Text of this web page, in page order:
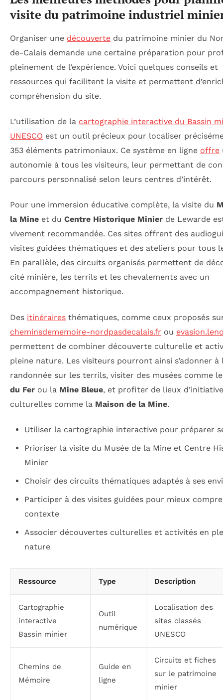
visite du patrimoine industriel
Organiser une découverte du patrimoine minier du
de-Calais demande une certaine préparation pour
pleinement de l’expérience. Voici quelques conseils et
ressources qui facilitent la visite et permettent
compréhension du site.
L’utilisation de la cartographie interactive du Bassin
UNESCO est un outil précieux pour localiser
353 éléments patrimoniaux. Ce système en ligne offre
autonomie à tous les visiteurs, leur permettant de
parcours personnalisé selon leurs centres d’intérêt.
Pour une immersion éducative complète, la visite du
la Mine et du Centre Historique Minier de Lewarde
vivement recommandée. Ces sites offrent des
visites guidées thématiques et des ateliers pour tous
En parallèle, des circuits organisés permettent de
cité minière, les terrils et les chevalements avec un
accompagnement historique.
Des itinéraires thématiques, comme ceux proposés
cheminsdememoire-nordpasdecalais.fr ou
permettent de combiner découverte culturelle et
pleine nature. Les visiteurs pourront ainsi s’adonner à
randonnée sur les terrils, visiter des musées comme
du Fer ou la Mine Bleue, et profiter de lieux
culturelles comme la Maison de la Mine.
Utiliser la cartographie interactive pour préparer
Prioriser la visite du Musée de la Mine et Centre
Minier
Choisir des circuits thématiques adaptés à ses
Participer à des visites guidées pour mieux
contexte
Associer découvertes culturelles et activités en
nature
Ressource Type Description
Cartographie
interactive
Bassin minier
Outil
numérique
Localisation des
sites classés
UNESCO
Chemins de
Mémoire
Guide en
ligne
Circuits et fiches
sur le patrimoine
minier